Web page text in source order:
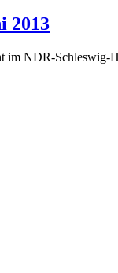
2013
im NDR-Schleswig-